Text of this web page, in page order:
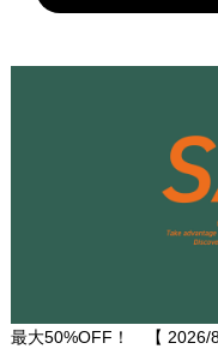
最大50%OFF！ 【 2026/